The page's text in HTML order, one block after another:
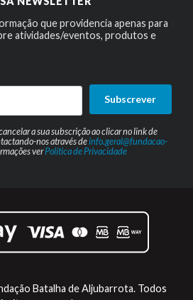
que providencia apenas para
atividades/eventos, produtos e
Subscrever
a sua subscrição ao clicar no link de
nos através deinfo.geral@fundacao-
verPolítica de Privacidade
Batalha de Aljubarrota. Todos